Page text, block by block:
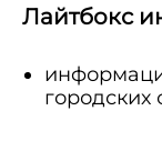
Лайтбокс
городских